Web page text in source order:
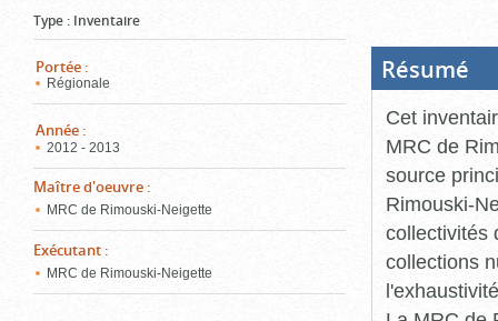
Type : Inventaire
Portée :
Régionale
Année :
2012 - 2013
Maître d'oeuvre :
MRC de Rimouski-Neigette
Exécutant :
MRC de Rimouski-Neigette
Résumé
Cet
MRC de
source
Rimouski-
collectivités
collections